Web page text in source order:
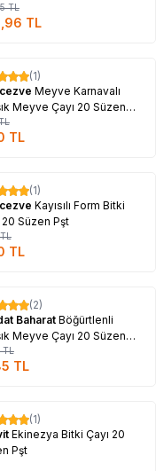
TL
TL
(1)
Meyve Karnavalı
Meyve Çayı 20 Süzen
TL
(1)
Kayısılı Form Bitki
20 Süzen Pşt
TL
(2)
BaharatBöğürtlenli
Meyve Çayı 20 Süzen
TL
TL
(1)
Ekinezya Bitki Çayı 20
Pşt